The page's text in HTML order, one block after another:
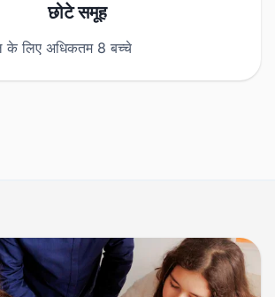
छोटे समूह
के लिए अधिकतम 8 बच्चे